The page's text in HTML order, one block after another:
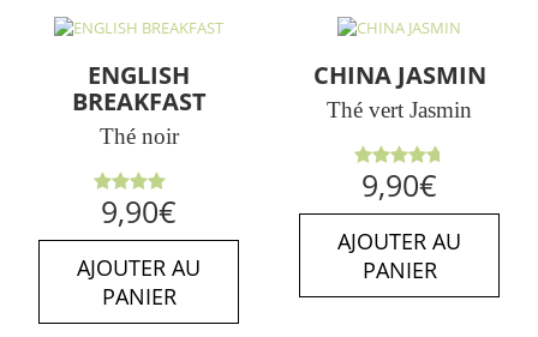
ENGLISH
BREAKFAST
Thé noir
Note
4.00
sur 5
9,90€
AJOUTER AU
PANIER
CHINA JASMIN
Thé vert Jasmin
Note
4.71sur
5
9,90€
AJOUTER AU
PANIER